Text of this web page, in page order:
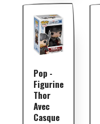
Pop -
Figurine
Thor
Avec
Casque